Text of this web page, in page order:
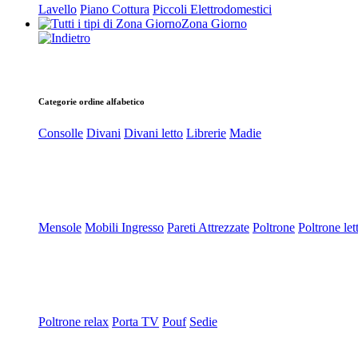
Lavello Piano Cottura Piccoli Elettrodomestici
Zona Giorno
Categorie ordine alfabetico
Consolle Divani Divani letto Librerie Madie
Mensole Mobili Ingresso Pareti Attrezzate Poltrone Poltrone
Poltrone relax Porta TV Pouf Sedie